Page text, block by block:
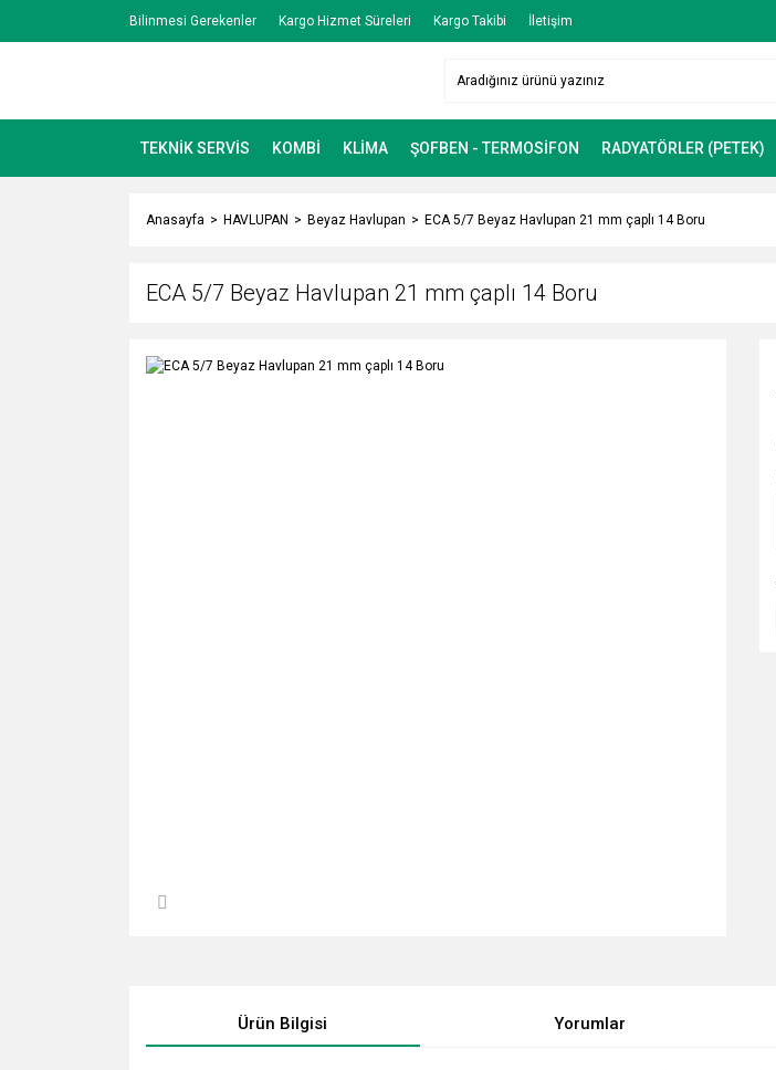
Bilinmesi Gerekenler Kargo Hizmet Süreleri Kargo Takibi İletişim
TEKNİK SERVİS KOMBİ KLİMA ŞOFBEN - TERMOSİFON RADYATÖRLER (PETEK)
Anasayfa HAVLUPAN Beyaz Havlupan ECA 5/7 Beyaz Havlupan 21 mm çaplı 14 Boru
ECA 5/7 Beyaz Havlupan 21 mm çaplı 14 Boru
Ürün Bilgisi Yorumlar